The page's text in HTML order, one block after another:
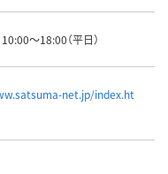
～18:00（平日）
net.jp/index.ht